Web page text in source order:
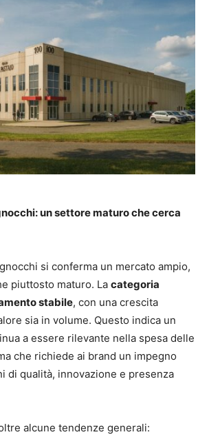
un settore maturo che cerca
si conferma un mercato ampio,
piuttosto maturo. La categoria
stabile, con una crescita
sia in volume. Questo indica un
a essere rilevante nella spesa delle
che richiede ai brand un impegno
di qualità, innovazione e presenza
alcune tendenze generali: